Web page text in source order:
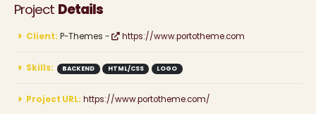
Project Details
Client: P-Themes - https://www.portotheme.com
Skills: BACKEND HTML/CSS LOGO
Project URL: https://www.portotheme.com/